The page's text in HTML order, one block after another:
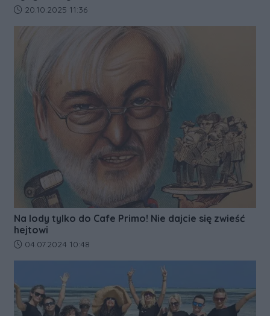
Data dodania artykułu:
20.10.2025 11:36
Na lody tylko do Cafe Primo! Nie dajcie się zwieść
hejtowi
Data dodania artykułu:
04.07.2024 10:48